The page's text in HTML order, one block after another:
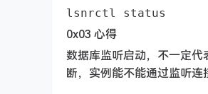
lsnrctl status
0x03 心得
数据库监听启动，不一定
断，实例能不能通过监听